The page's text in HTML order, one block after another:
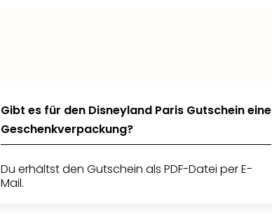
Gibt es für den Disneyland Paris Gutschein eine
Geschenkverpackung?
Du erhältst den Gutschein als PDF-Datei per E-
Mail.